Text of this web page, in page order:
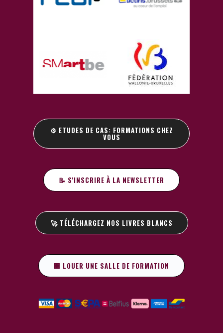
⚙️ ETUDES DE CAS: FORMATIONS CHEZ
VOUS
📝 S'INSCRIRE À LA NEWSLETTER
🚀 TÉLÉCHARGEZ NOS LIVRES BLANCS
🏢 LOUER UNE SALLE DE FORMATION